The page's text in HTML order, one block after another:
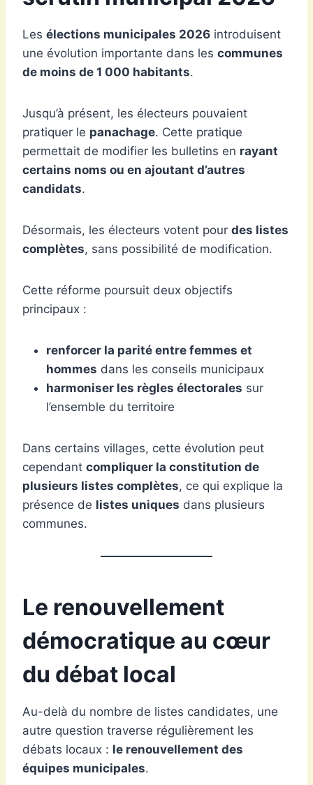
Les élections municipales 2026 introduisent
une évolution importante dans les communes
de moins de 1 000 habitants.
Jusqu’à présent, les électeurs pouvaient
pratiquer le panachage. Cette pratique
permettait de modifier les bulletins en rayant
certains noms ou en ajoutant d’autres
candidats.
Désormais, les électeurs votent pour des listes
complètes, sans possibilité de modification.
Cette réforme poursuit deux objectifs
principaux :
renforcer la parité entre femmes et
hommes dans les conseils municipaux
harmoniser les règles électorales sur
l’ensemble du territoire
Dans certains villages, cette évolution peut
cependant compliquer la constitution de
plusieurs listes complètes, ce qui explique la
présence de listes uniques dans plusieurs
communes.
Le renouvellement
démocratique au cœur
du débat local
Au-delà du nombre de listes candidates, une
autre question traverse régulièrement les
débats locaux : le renouvellement des
équipes municipales.